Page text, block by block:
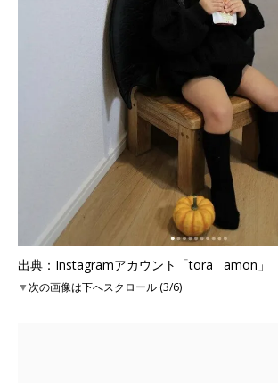
出典：Instagramアカウント「tora__amon」
▼次の画像は下へスクロール (3/6)